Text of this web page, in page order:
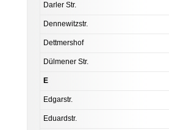
Darler Str.
Dennewitzstr.
Dettmershof
Dülmener Str.
E
Edgarstr.
Eduardstr.